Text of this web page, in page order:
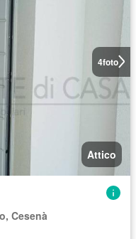
4foto
Attico
Cesenà